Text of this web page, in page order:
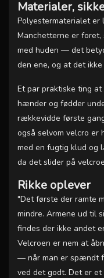
Materialer,
Polyestermaterialet er
Manchetterne er foret,
med huden — det
den ene, og at det
Et par praktiske ting
hænder og fødder
rækkevidde første
også selvom velcro er
med en fugtig klud og
da det slider på
Rikke oplever
"Det første der ramte
mindre. Armene ud til
findes der ikke andet
Velcroen er nem at
— når man er spændt
ved det godt. Det er